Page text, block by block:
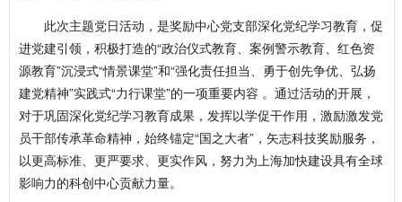
此次主题党日活动，是奖励中心党支部深化党纪学习教育，促
进党建引领，积极打造的“政治仪式教育、案例警示教育、红色资
源教育”沉浸式“情景课堂”和“强化责任担当、勇于创先争优、弘扬
建党精神”实践式“力行课堂”的一项重要内容 。通过活动的开展，
对于巩固深化党纪学习教育成果，发挥以学促干作用，激励激发党
员干部传承革命精神，始终锚定“国之大者”，矢志科技奖励服务，
以更高标准、更严要求、更实作风，努力为上海加快建设具有全球
影响力的科创中心贡献力量。